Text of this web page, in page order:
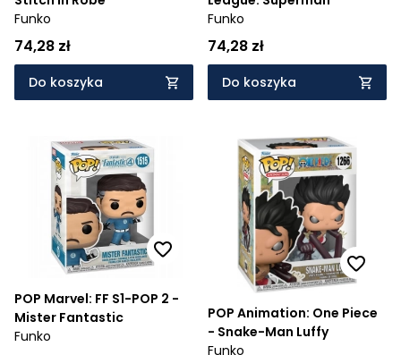
Funko
74,28 zł
Do koszyka
Funko
74,28 zł
Do koszyka
POP Marvel: FF S1-POP 2 -
Mister Fantastic
Funko
POP Animation: One Piece
- Snake-Man Luffy
Funko